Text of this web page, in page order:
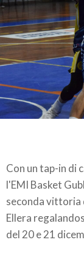
Con un tap-in di
l'EMI Basket
seconda vittoria
Ellera
del 20 e 21